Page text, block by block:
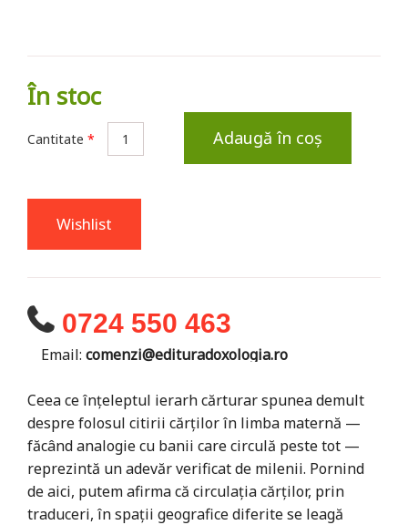
În stoc
Cantitate * Adaugă în coș
Wishlist
0724 550 463
Email: comenzi@edituradoxologia.ro
Ceea ce înțeleptul ierarh cărturar spunea demult
despre folosul citirii cărților în limba maternă —
făcând analogie cu banii care circulă peste tot —
reprezintă un adevăr verificat de milenii. Pornind
de aici, putem afirma că circulația cărților, prin
traduceri, în spații geografice diferite se leagă